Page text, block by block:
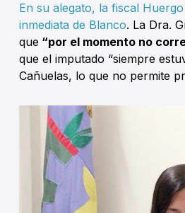
En su alegato, la fiscal
inmediata de Blanco. La Dra.
que “por el momento no
que el imputado “siempre
Cañuelas, lo que no permite